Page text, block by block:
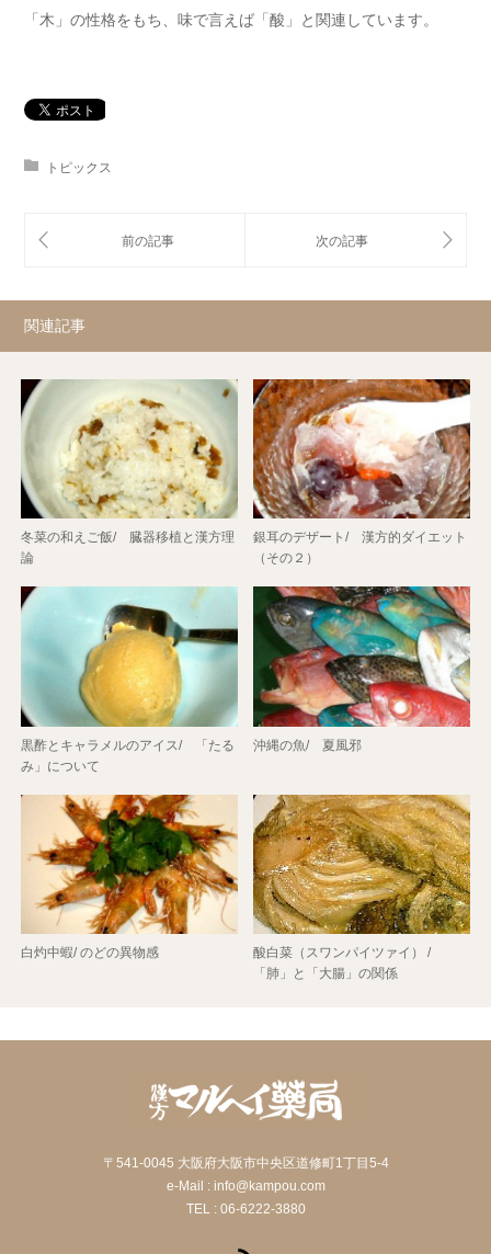
「木」の性格をもち、味で言えば「酸」と関連しています。
トピックス
関連記事
冬菜の和えご飯/ 臓器移植と漢方理
論
銀耳のデザート/ 漢方的ダイエット
（その２）
黒酢とキャラメルのアイス/ 「たる
み」について
沖縄の魚/ 夏風邪
白灼中蝦/ のどの異物感
酸白菜（スワンパイツァイ） /
「肺」と「大腸」の関係
〒541-0045 大阪府大阪市中央区道修町1丁目5-4
e-Mail : info@kampou.com
TEL : 06-6222-3880